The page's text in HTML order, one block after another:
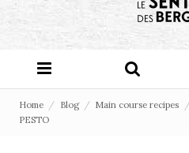
Home Blog Main course recipes
PESTO